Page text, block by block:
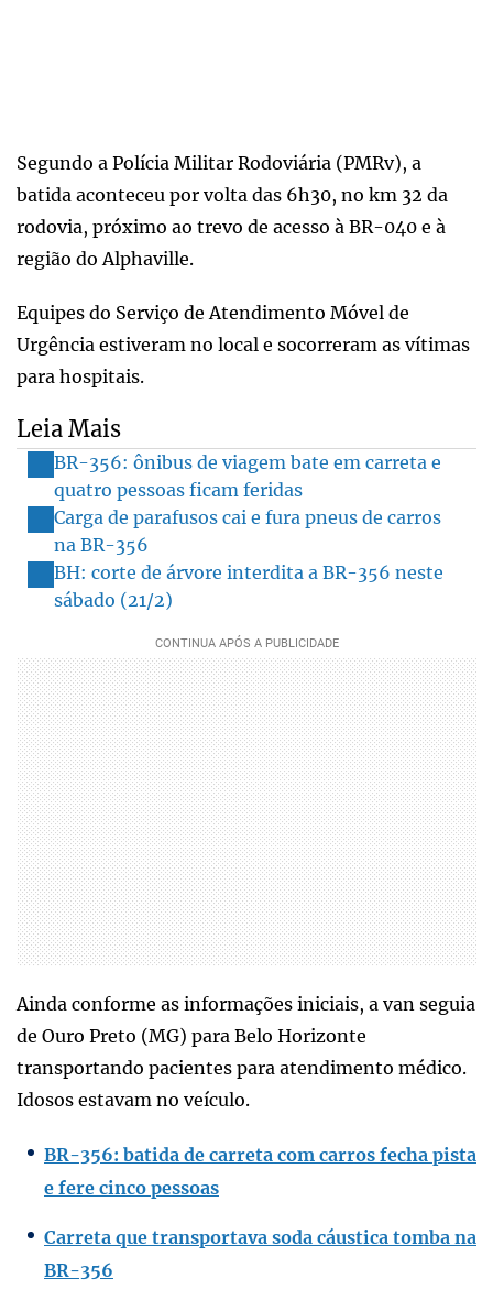
Segundo a Polícia Militar Rodoviária (PMRv), a
batida aconteceu por volta das 6h30, no km 32 da
rodovia, próximo ao trevo de acesso à BR-040 e à
região do Alphaville.
Equipes do Serviço de Atendimento Móvel de
Urgência estiveram no local e socorreram as vítimas
para hospitais.
Leia Mais
BR-356: ônibus de viagem bate em carreta e
quatro pessoas ficam feridas
Carga de parafusos cai e fura pneus de carros
na BR-356
BH: corte de árvore interdita a BR-356 neste
sábado (21/2)
Ainda conforme as informações iniciais, a van seguia
de Ouro Preto (MG) para Belo Horizonte
transportando pacientes para atendimento médico.
Idosos estavam no veículo.
BR-356: batida de carreta com carros fecha pista
e fere cinco pessoas
Carreta que transportava soda cáustica tomba na
BR-356